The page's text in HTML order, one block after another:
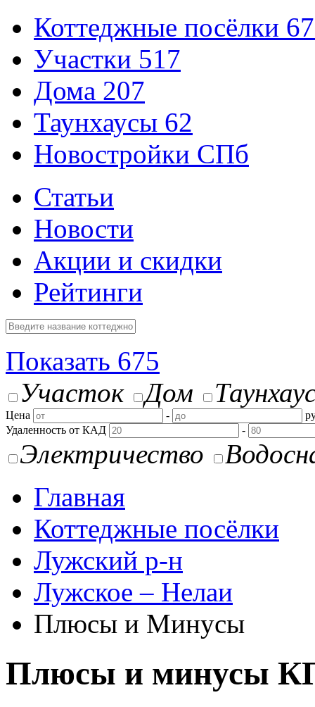
Коттеджные посёлки
Участки 517
Дома 207
Таунхаусы 62
Новостройки СПб
Статьи
Новости
Акции и скидки
Рейтинги
Показать 675
Участок
Дом
Цена -
Удаленность от КАД
-
Электричество
Главная
Коттеджные посёлки
Лужский р-н
Лужское – Нелаи
Плюсы и Минусы
Плюсы и минусы